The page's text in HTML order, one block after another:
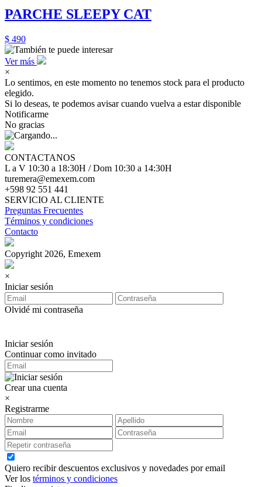
PARCHE SLEEPY CAT
$ 490
Ver más
×
Lo sentimos, en este momento no tenemos stock para el producto
elegido.
Si lo deseas, te podemos avisar cuando vuelva a estar disponible
Notificarme
No gracias
CONTACTANOS
L a V 10:30 a 18:30H / Dom 10:30 a 14:30H
turemera@emexem.com
+598 92 551 441
SERVICIO AL CLIENTE
Preguntas Frecuentes
Términos y condiciones
Contacto
Copyright 2026, Emexem
×
Iniciar sesión
Olvidé mi contraseña
Iniciar sesión
Continuar como invitado
Crear una cuenta
×
Registrarme
Quiero recibir descuentos exclusivos y novedades por email
Ver los términos y condiciones